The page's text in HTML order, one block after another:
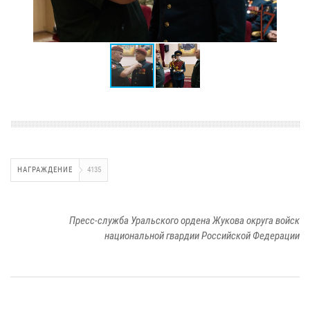
НАГРАЖДЕНИЕ 4135
Пресс-служба Уральского ордена Жукова округа войск
национальной гвардии Российской Федерации